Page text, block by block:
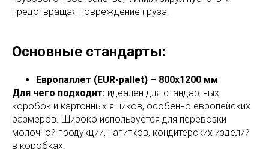
предотвращая повреждение груза.
Основные стандарты:
Европаллет (EUR-pallet) – 800x1200 мм
Для чего подходит: идеален для стандартных
коробок и картонных ящиков, особенно европейских
размеров. Широко используется для перевозки
молочной продукции, напитков, кондитерских изделий
в коробках.